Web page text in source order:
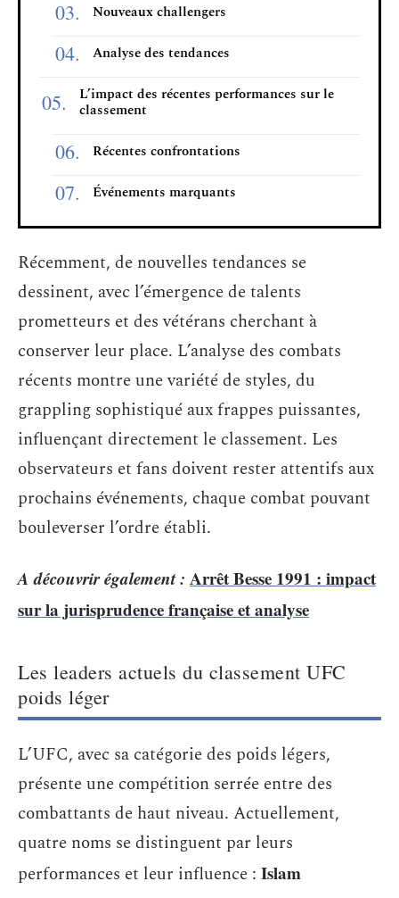
Nouveaux challengers
Analyse des tendances
L’impact des récentes performances sur le
classement
Récentes confrontations
Événements marquants
Récemment, de nouvelles tendances se
dessinent, avec l’émergence de talents
prometteurs et des vétérans cherchant à
conserver leur place. L’analyse des combats
récents montre une variété de styles, du
grappling sophistiqué aux frappes puissantes,
influençant directement le classement. Les
observateurs et fans doivent rester attentifs aux
prochains événements, chaque combat pouvant
bouleverser l’ordre établi.
A découvrir également : Arrêt Besse 1991 : impact
sur la jurisprudence française et analyse
Les leaders actuels du classement UFC
poids léger
L’UFC, avec sa catégorie des poids légers,
présente une compétition serrée entre des
combattants de haut niveau. Actuellement,
quatre noms se distinguent par leurs
performances et leur influence : Islam